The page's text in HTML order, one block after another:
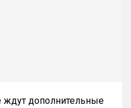
ждут дополнительные